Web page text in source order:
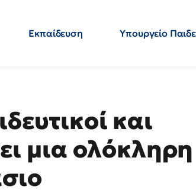
Εκπαίδευση Υπουργείο
και
μια ολόκληρη